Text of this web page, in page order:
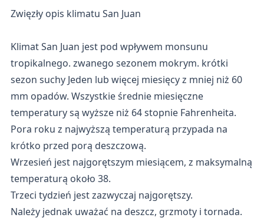
Zwięzły opis klimatu San Juan
Klimat San Juan jest pod wpływem monsunu
tropikalnego. zwanego sezonem mokrym. krótki
sezon suchy Jeden lub więcej miesięcy z mniej niż 60
mm opadów. Wszystkie średnie miesięczne
temperatury są wyższe niż 64 stopnie Fahrenheita.
Pora roku z najwyższą temperaturą przypada na
krótko przed porą deszczową.
Wrzesień jest najgorętszym miesiącem, z maksymalną
temperaturą około 38.
Trzeci tydzień jest zazwyczaj najgorętszy.
Należy jednak uważać na deszcz, grzmoty i tornada.